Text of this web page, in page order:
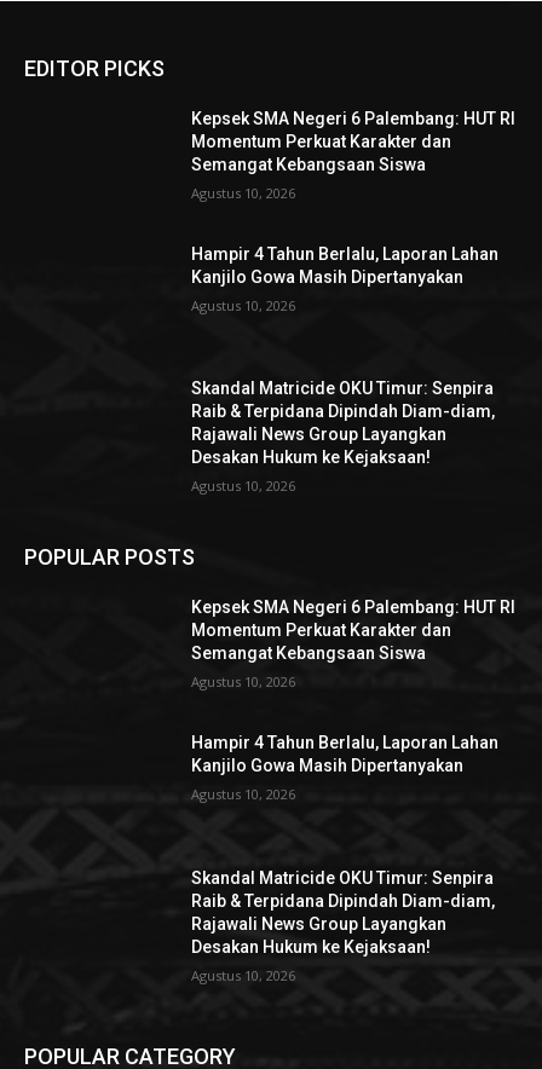
EDITOR PICKS
Kepsek SMA Negeri 6 Palembang: HUT RI
Momentum Perkuat Karakter dan
Semangat Kebangsaan Siswa
Agustus 10, 2026
Hampir 4 Tahun Berlalu, Laporan Lahan
Kanjilo Gowa Masih Dipertanyakan
Agustus 10, 2026
Skandal Matricide OKU Timur: Senpira
Raib & Terpidana Dipindah Diam-diam,
Rajawali News Group Layangkan
Desakan Hukum ke Kejaksaan!
Agustus 10, 2026
POPULAR POSTS
Kepsek SMA Negeri 6 Palembang: HUT RI
Momentum Perkuat Karakter dan
Semangat Kebangsaan Siswa
Agustus 10, 2026
Hampir 4 Tahun Berlalu, Laporan Lahan
Kanjilo Gowa Masih Dipertanyakan
Agustus 10, 2026
Skandal Matricide OKU Timur: Senpira
Raib & Terpidana Dipindah Diam-diam,
Rajawali News Group Layangkan
Desakan Hukum ke Kejaksaan!
Agustus 10, 2026
POPULAR CATEGORY